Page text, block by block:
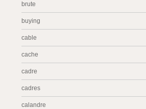
brute
buying
cable
cache
cadre
cadres
calandre